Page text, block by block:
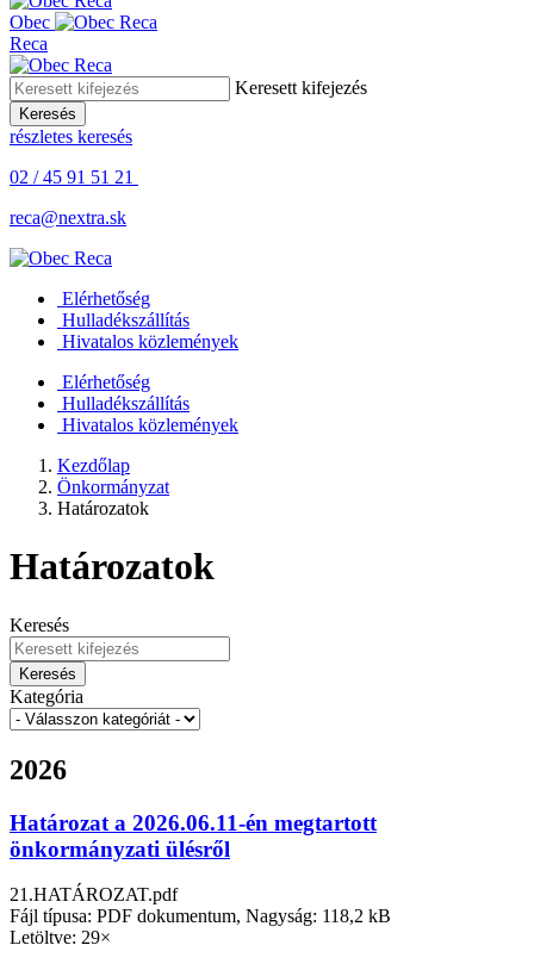
Obec
Reca
Keresett kifejezés
Keresés
részletes keresés
02 / 45 91 51 21
reca@nextra.sk
Elérhetőség
Hulladékszállítás
Hivatalos közlemények
Elérhetőség
Hulladékszállítás
Hivatalos közlemények
Kezdőlap
Önkormányzat
Határozatok
Határozatok
Keresés
Keresés
Kategória
2026
Határozat a 2026.06.11-én megtartott
önkormányzati ülésről
21.HATÁROZAT.pdf
Fájl típusa: PDF dokumentum, Nagyság: 118,2 kB
Letöltve: 29×